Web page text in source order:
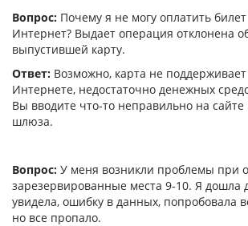
Вопрос: Почему я не могу оплатить
Интернет? Выдает операция отклонена
выпустившей карту.
Ответ: Возможно, карта не
Интернете, недостаточно денежных
Вы вводите что-то неправильно на сайте
шлюза.
Вопрос: У меня возникли проблемы при
зарезервированные места 9-10. Я дошла
увидела, ошибку в данных, попробовала
но все пропало.